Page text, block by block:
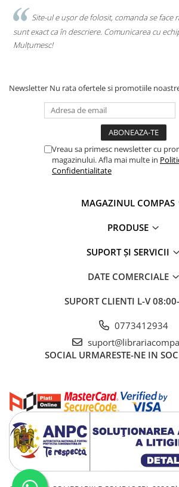
Site-ul e ușor de folosit, comanda se face
sunt exact ca în descriere. Comunicarea cu
Mulțumesc!
Newsletter Nu rata ofertele si promotiile
Vreau sa primesc newsletter cu
magazinului. Afla mai multe in
Confidentialitate
MAGAZINUL COMPAS
PRODUSE
SUPORT ȘI SERVICII
DATE COMERCIALE
SUPORT CLIENTI L-V
0773412934
SOCIAL URMARESTE-NE IN